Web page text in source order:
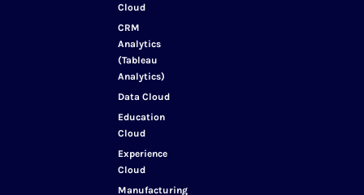
Cloud
CRM
Analytics
(Tableau
Analytics)
Data Cloud
Education
Cloud
Experience
Cloud
Manufacturing